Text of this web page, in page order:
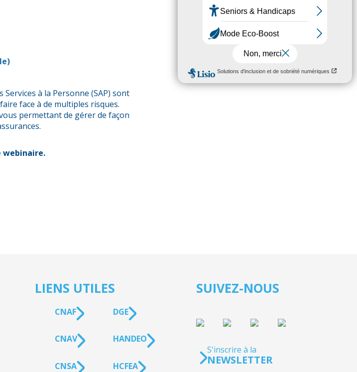
Services à la Personne (SAP) sont
face à de multiples risques.
permettant de gérer de façon
webinaire.
LIENS UTILES
CNAF
CNAV
CNSA
DGE
HANDEO
HCFEA
SUIVEZ-NOUS
S'inscrire à la
NEWSLETTER